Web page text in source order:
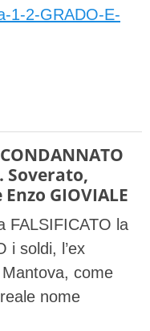
1-2-GRADO-E-
Soverato,
GIOVIALE
FALSIFICATO la
i soldi, l’ex
come
nome